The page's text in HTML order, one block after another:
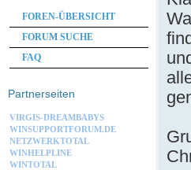
FOREN-ÜBERSICHT
FORUM SUCHE
FAQ
Partnerseiten
VIRGIS-DREAMBABYS
WINSUPPORTFORUM.DE
NETZWERKTOTAL
WINHELPLINE
WINTOTAL